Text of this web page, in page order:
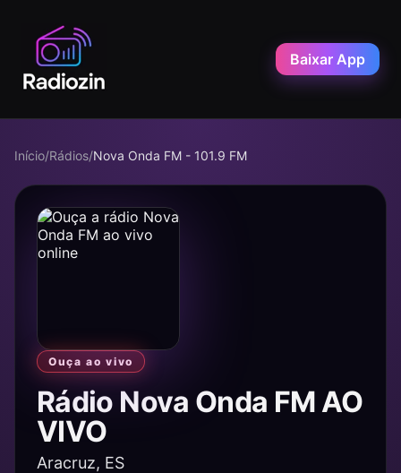
Baixar App
Início/Rádios/Nova Onda FM - 101.9 FM
Ouça ao vivo
Rádio Nova Onda FM AO
VIVO
Aracruz, ES